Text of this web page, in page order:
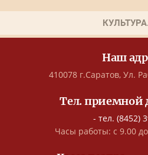
Наш
410078 г.Саратов, Ул.
Тел. приемной
- тел. (8452)
Часы работы: с 9.00